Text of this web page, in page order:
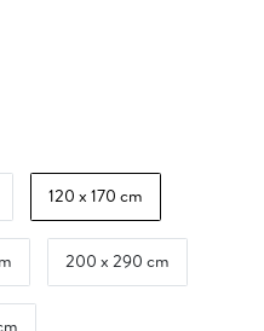
120 x 170 cm
200 x 290 cm